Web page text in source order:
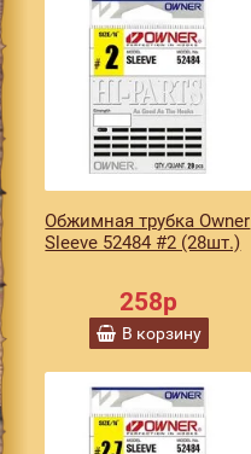
Обжимная трубка Owner
Sleeve 52484 #2 (28шт.)
258р
В корзину